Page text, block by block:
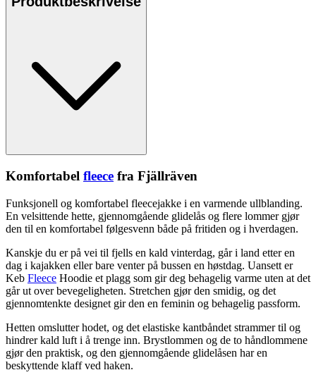
Komfortabel fleece fra Fjällräven
Funksjonell og komfortabel fleecejakke i en varmende ullblanding.
En velsittende hette, gjennomgående glidelås og flere lommer gjør
den til en komfortabel følgesvenn både på fritiden og i hverdagen.
Kanskje du er på vei til fjells en kald vinterdag, går i land etter en
dag i kajakken eller bare venter på bussen en høstdag. Uansett er
Keb Fleece Hoodie et plagg som gir deg behagelig varme uten at det
går ut over bevegeligheten. Stretchen gjør den smidig, og det
gjennomtenkte designet gir den en feminin og behagelig passform.
Hetten omslutter hodet, og det elastiske kantbåndet strammer til og
hindrer kald luft i å trenge inn. Brystlommen og de to håndlommene
gjør den praktisk, og den gjennomgående glidelåsen har en
beskyttende klaff ved haken.